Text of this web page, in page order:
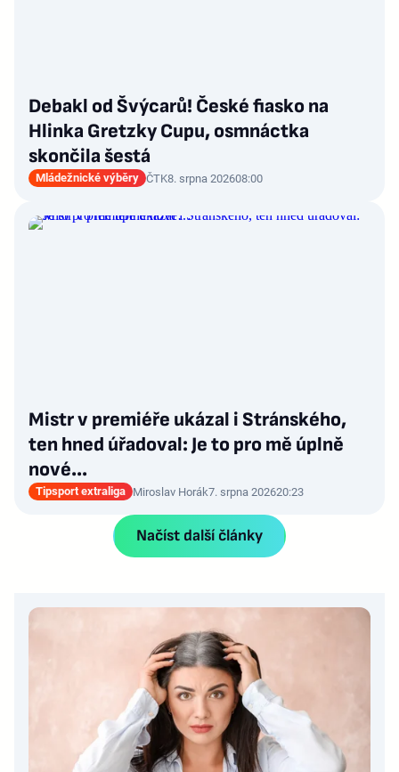
Debakl od Švýcarů! České fiasko na
Hlinka Gretzky Cupu, osmnáctka
skončila šestá
Mládežnické výběry ČTK8. srpna 202608:00
Mistr v premiéře ukázal i Stránského,
ten hned úřadoval: Je to pro mě úplně
nové…
Tipsport extraliga Miroslav Horák7. srpna 202620:23
Načíst další články